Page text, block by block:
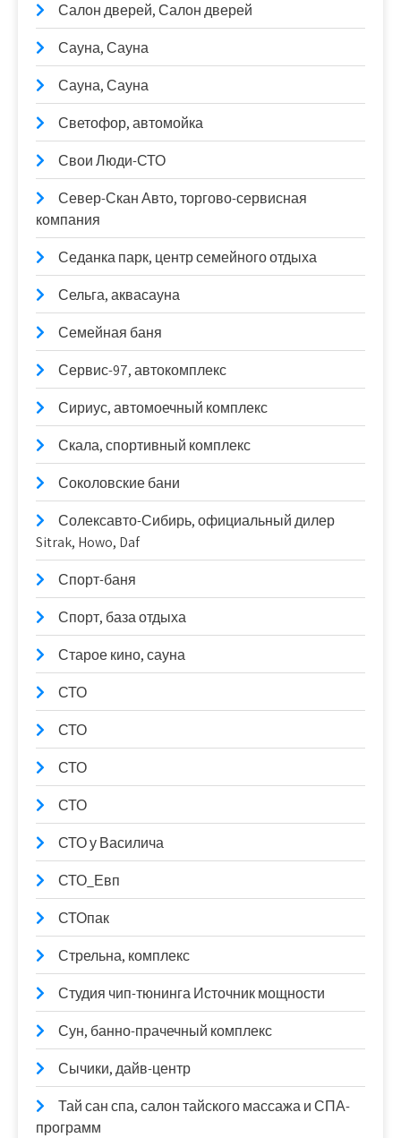
Салон дверей, Салон дверей
Сауна, Сауна
Сауна, Сауна
Светофор, автомойка
Свои Люди-СТО
Север-Скан Авто, торгово-сервисная
компания
Седанка парк, центр семейного отдыха
Сельга, аквасауна
Семейная баня
Сервис-97, автокомплекс
Сириус, автомоечный комплекс
Скала, спортивный комплекс
Соколовские бани
Солексавто-Сибирь, официальный дилер
Sitrak, Howo, Daf
Спорт-баня
Спорт, база отдыха
Старое кино, сауна
СТО
СТО
СТО
СТО
СТО у Василича
СТО_Евп
СТОпак
Стрельна, комплекс
Студия чип-тюнинга Источник мощности
Сун, банно-прачечный комплекс
Сычики, дайв-центр
Тай сан спа, салон тайского массажа и СПА-
программ